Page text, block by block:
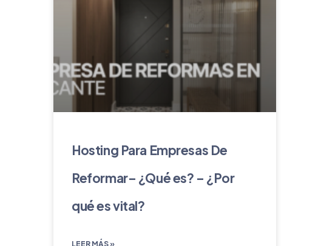
Hosting Para Empresas De
Reformar– ¿Qué es? – ¿Por
qué es vital?
LEER MÁS »